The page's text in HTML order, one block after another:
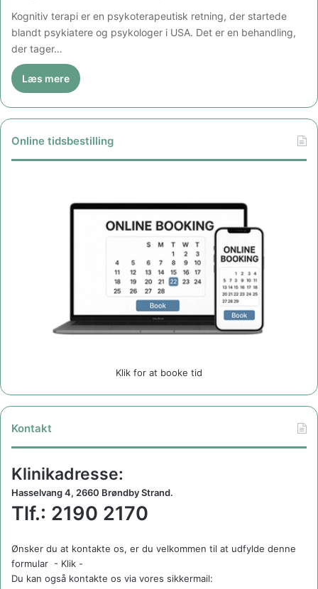
Kognitiv terapi er en psykoterapeutisk retning, der startede
blandt psykiatere og psykologer i USA. Det er en behandling,
der tager…
Læs mere
Online tidsbestilling
Klik for at booke tid
Kontakt
Klinikadresse:
Hasselvang 4, 2660 Brøndby Strand.
Tlf.: 2190 2170
Ønsker du at kontakte os, er du velkommen til at udfylde denne
formular - Klik -
Du kan også kontakte os via vores sikkermail: